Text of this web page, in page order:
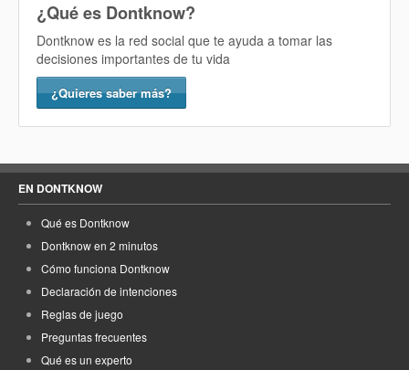
¿Qué es Dontknow?
Dontknow es la red social que te ayuda a tomar las
decisiones importantes de tu vida
¿Quieres saber más?
EN DONTKNOW
Qué es Dontknow
Dontknow en 2 minutos
Cómo funciona Dontknow
Declaración de intenciones
Reglas de juego
Preguntas frecuentes
Qué es un experto